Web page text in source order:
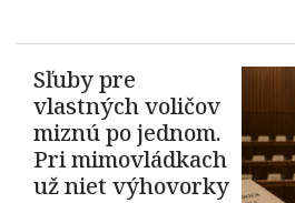
Sľuby pre
vlastných voličov
miznú po jednom.
Pri mimovládkach
už niet výhovorky